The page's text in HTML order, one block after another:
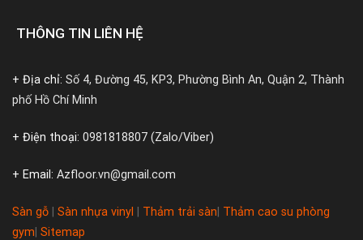
THÔNG TIN LIÊN HỆ
+ Địa chỉ: Số 4, Đường 45, KP3, Phường Bình An, Quận 2, Thành
phố Hồ Chí Minh
+ Điện thoại: 0981818807 (Zalo/Viber)
+ Email: Azfloor.vn@gmail.com
Sàn gỗ Sàn nhựa vinyl Thảm trải sàn Thảm cao su phòng
gym Sitemap